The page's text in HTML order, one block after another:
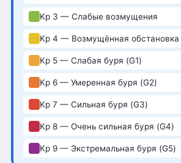
Kp 3 — Слабые возмущения
Kp 4 — Возмущённая обстановка
Kp 5 — Слабая буря (G1)
Kp 6 — Умеренная буря (G2)
Kp 7 — Сильная буря (G3)
Kp 8 — Очень сильная буря (G4)
Kp 9 — Экстремальная буря (G5)